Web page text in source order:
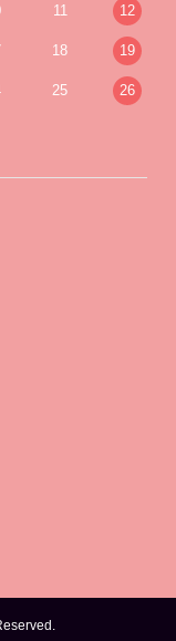
11 12
18 19
25 26